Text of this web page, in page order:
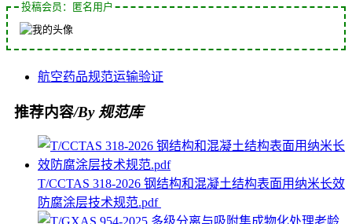
投稿会员：匿名用户
航空药品规范运输验证
推荐内容/By 规范库
T/CCTAS 318-2026 钢结构和混凝土结构表面用纳米长效
防腐涂层技术规范.pdf